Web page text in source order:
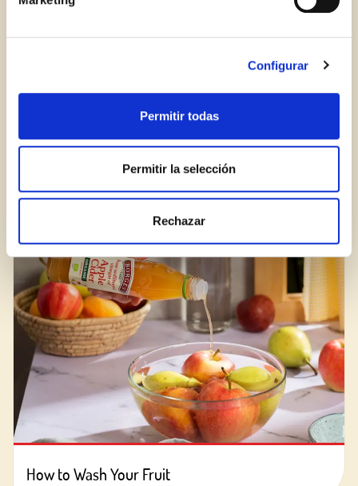
Configurar
Permitir todas
Permitir la selección
Rechazar
Add Some Sparkle to Your Holiday Dishes
How to Wash Your Fruit